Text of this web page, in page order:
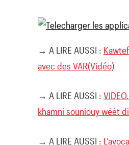
→ A LIRE AUSSI :
avec des VAR(Vidéo)
→ A LIRE AUSSI :
khamni souniouy wéét
→ A LIRE AUSSI :